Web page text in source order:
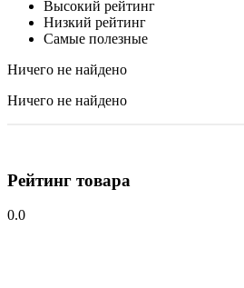
Высокий рейтинг
Низкий рейтинг
Самые полезные
Ничего не найдено
Ничего не найдено
Рейтинг товара
0.0